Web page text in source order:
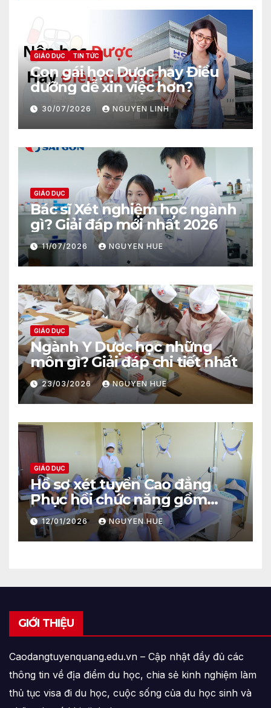
GIÁO DỤC TIN TỨC
Con gái học Dược hay Điều
dưỡng dễ xin việc hơn?
30/07/2026 NGUYEN LINH
GIÁO DỤC
Bác sĩ Xét nghiệm học ngành
gì? Giải đáp mới nhất 2026
11/07/2026 NGUYEN HUE
GIÁO DỤC
Ngành Y Dược học những
môn gì? Giải đáp chi tiết nhất
23/03/2026 NGUYEN HUE
GIÁO DỤC
Hồ sơ xét tuyển Cao đẳng
Phục hồi chức năng gồm
những gì?
12/01/2026 NGUYEN HUE
GIỚI THIỆU
Caodangtuyenquang.edu.vn – Cập nhật đầy đủ các
thông tin về địa điểm du học, chia sẻ kinh nghiệm làm
thủ tục visa đi du học, cuộc sống của du học sinh và